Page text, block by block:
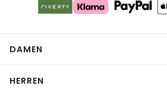
DAMEN
HERREN